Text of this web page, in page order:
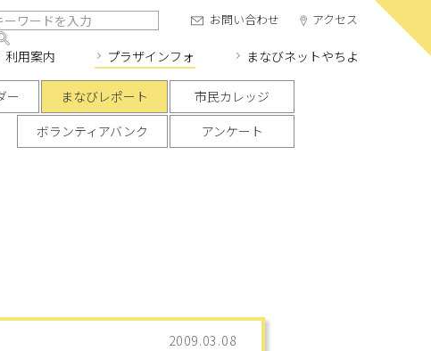
利用案内 プラザインフォ まなびネットやちよ
お問い合わせ アクセス
ー まなびレポート
市民カレッジ
ボランティアバンク
アンケート
2009.03.08